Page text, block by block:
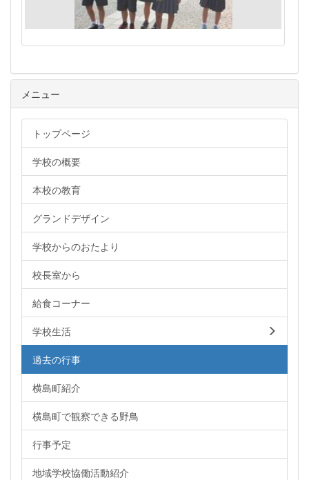
メニュー
トップページ
学校の概要
本校の教育
グランドデザイン
学校からのおたより
校長室から
給食コーナー
学校生活
過去の行事
横島町紹介
横島町で観察できる野鳥
行事予定
地域学校協働活動紹介